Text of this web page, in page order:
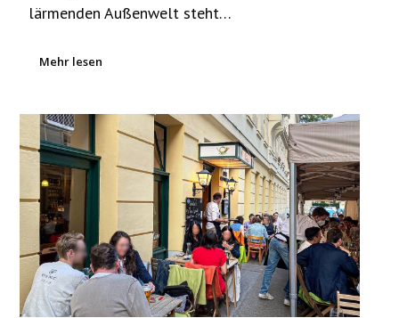
lärmenden Außenwelt steht…
Mehr lesen